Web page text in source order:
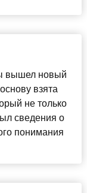
вышел новый
взята
не только
сведения о
понимания